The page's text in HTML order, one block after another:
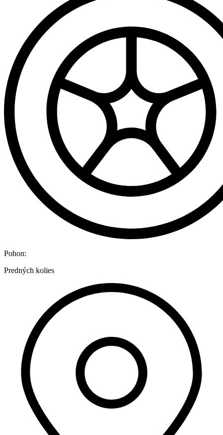
Pohon:
Predných kolies